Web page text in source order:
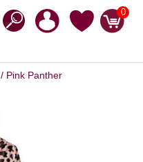
0
/ Pink Panther